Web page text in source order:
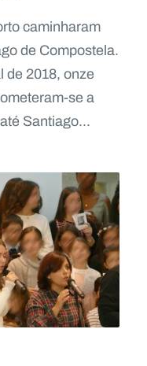
caminharam
de Compostela.
de 2018, onze
se a
Santiago...